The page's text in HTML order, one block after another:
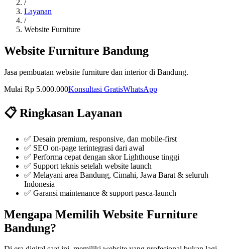
/
Layanan
/
Website Furniture
Website Furniture Bandung
Jasa pembuatan website furniture dan interior di Bandung.
Mulai Rp 5.000.000Konsultasi GratisWhatsApp
📋 Ringkasan Layanan
✅ Desain premium, responsive, dan mobile-first
✅ SEO on-page terintegrasi dari awal
✅ Performa cepat dengan skor Lighthouse tinggi
✅ Support teknis setelah website launch
✅ Melayani area Bandung, Cimahi, Jawa Barat & seluruh
Indonesia
✅ Garansi maintenance & support pasca-launch
Mengapa Memilih Website Furniture
Bandung?